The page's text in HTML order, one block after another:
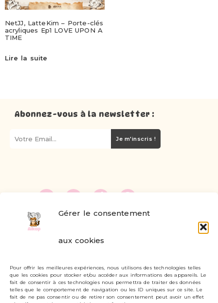
Gérer le consentement
aux cookies
Pour offrir les meilleures expériences, nous utilisons des technologies telles
que les cookies pour stocker et/ou accéder aux informations des appareils. Le
fait de consentir à ces technologies nous permettra de traiter des données
telles que le comportement de navigation ou les ID uniques sur ce site. Le
fait de ne pas consentir ou de retirer son consentement peut avoir un effet
NetJJ, LatteKim – Porte-clés
acryliques Ep1 LOVE UPON A
TIME
Lire la suite
Abonnez-vous à la newsletter :
Je m'inscris !
Livraisons et retours
Mon compte